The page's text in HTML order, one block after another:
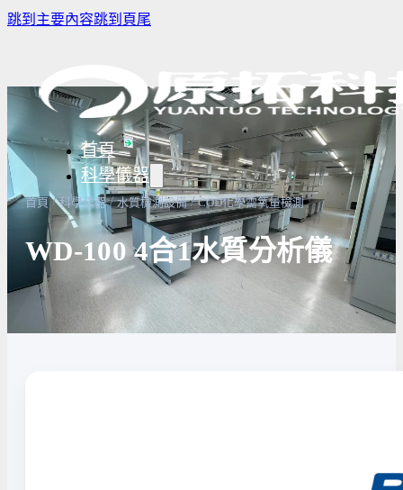
跳到主要內容跳到頁尾
首頁
科學儀器
樣品濃縮/乾燥前處理設備
微量分注吸管pipette
實驗室攪拌器 | 振盪機
實驗室冰箱 / 冷凍櫃
高溫爐
生物安全
高壓滅菌
實驗室紫
首頁 / 科學儀器 / 水質檢測設備 / COD化學需氧量檢測
WD-100 4合1水質分析儀